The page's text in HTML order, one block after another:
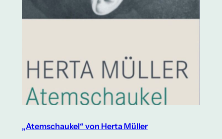
„Atemschaukel“ von Herta Müller